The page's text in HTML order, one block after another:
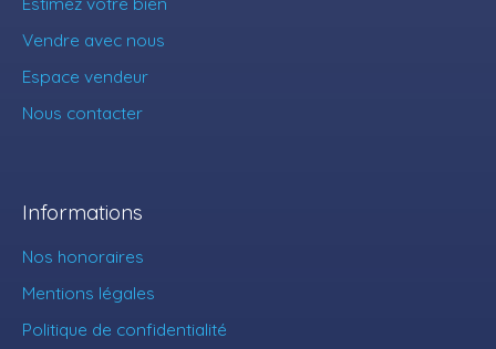
Vendre avec nous
Espace vendeur
Nous contacter
Informations
Nos honoraires
Mentions légales
Politique de confidentialité